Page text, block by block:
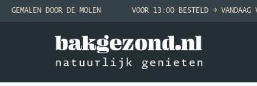
GEMALEN DOOR DE MOLEN VOOR 13:00 BESTELD → VANDAAG